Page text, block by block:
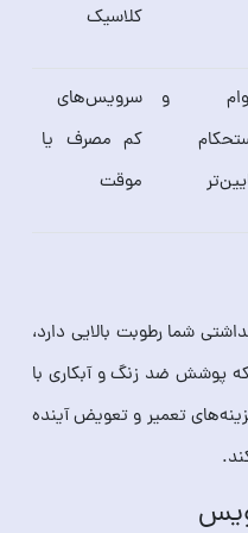
کلاسیک
و
سرویس‌های
کم مصرف یا
موقت
شما رطوبت بالایی دارد،
پوشش ضد زنگ و آبکاری با
تعمیر و تعویض آینده